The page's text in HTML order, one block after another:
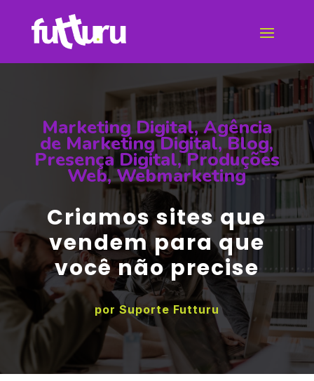
Marketing Digital,Agência
de Marketing Digital,Blog,
Presença Digital,Produções
Web,Webmarketing
Criamos sites que
vendem para que
você não precise
por Suporte Futturu